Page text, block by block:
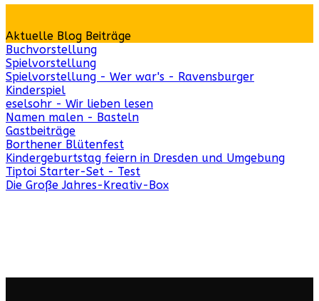
Aktuelle Blog Beiträge
Buchvorstellung
Spielvorstellung
Spielvorstellung - Wer war's - Ravensburger
Kinderspiel
eselsohr - Wir lieben lesen
Namen malen - Basteln
Gastbeiträge
Borthener Blütenfest
Kindergeburtstag feiern in Dresden und Umgebung
Tiptoi Starter-Set - Test
Die Große Jahres-Kreativ-Box